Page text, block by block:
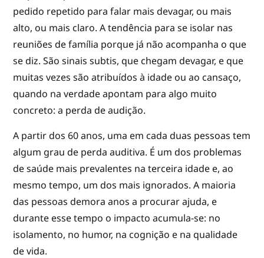
pedido repetido para falar mais devagar, ou mais
alto, ou mais claro. A tendência para se isolar nas
reuniões de família porque já não acompanha o que
se diz. São sinais subtis, que chegam devagar, e que
muitas vezes são atribuídos à idade ou ao cansaço,
quando na verdade apontam para algo muito
concreto: a perda de audição.
A partir dos 60 anos, uma em cada duas pessoas tem
algum grau de perda auditiva. É um dos problemas
de saúde mais prevalentes na terceira idade e, ao
mesmo tempo, um dos mais ignorados. A maioria
das pessoas demora anos a procurar ajuda, e
durante esse tempo o impacto acumula-se: no
isolamento, no humor, na cognição e na qualidade
de vida.